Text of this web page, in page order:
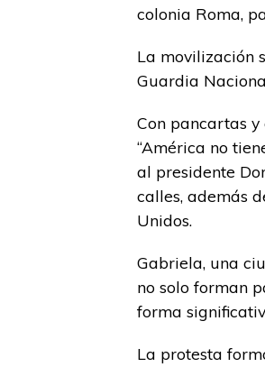
colonia Roma,
La movilización
Guardia
Con pancartas y
“América no
al presidente
calles, además
Unidos.
Gabriela, una
no solo forman
forma
La protesta